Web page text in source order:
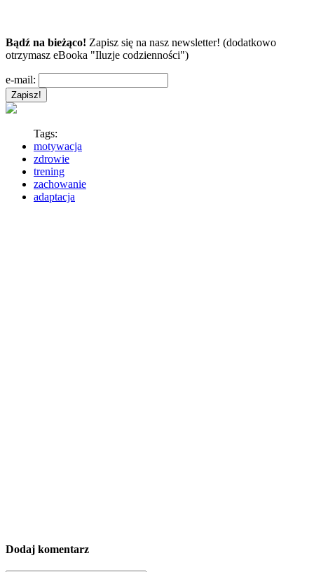
Bądź na bieżąco! Zapisz się na nasz newsletter! (dodatkowo
otrzymasz eBooka "Iluzje codzienności")
e-mail:
Tags:
motywacja
zdrowie
trening
zachowanie
adaptacja
Dodaj komentarz